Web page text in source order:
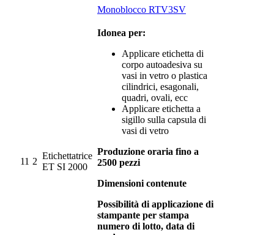
Monoblocco RTV3SV
11 2
Etichettatrice
ET SI 2000
Idonea per:
Applicare etichetta di
corpo autoadesiva su
vasi in vetro o plastica
cilindrici, esagonali,
quadri, ovali, ecc
Applicare etichetta a
sigillo sulla capsula di
vasi di vetro
Produzione oraria fino a
2500 pezzi
Dimensioni contenute
Possibilità di applicazione di
stampante per stampa
numero di lotto, data di